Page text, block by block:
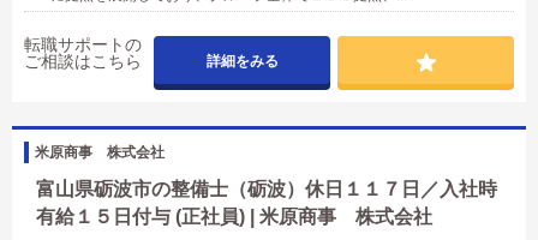
転職サポートの
ご相談はこちら
詳細をみる
米原商事 株式会社
富山県砺波市の整備士（砺波）休日１１７日／入社時
有給１５日付与 (正社員) | 米原商事 株式会社